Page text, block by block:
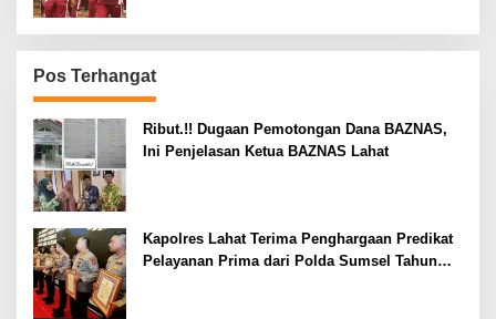
Pos Terhangat
Ribut.!! Dugaan Pemotongan Dana BAZNAS,
Ini Penjelasan Ketua BAZNAS Lahat
Kapolres Lahat Terima Penghargaan Predikat
Pelayanan Prima dari Polda Sumsel Tahun